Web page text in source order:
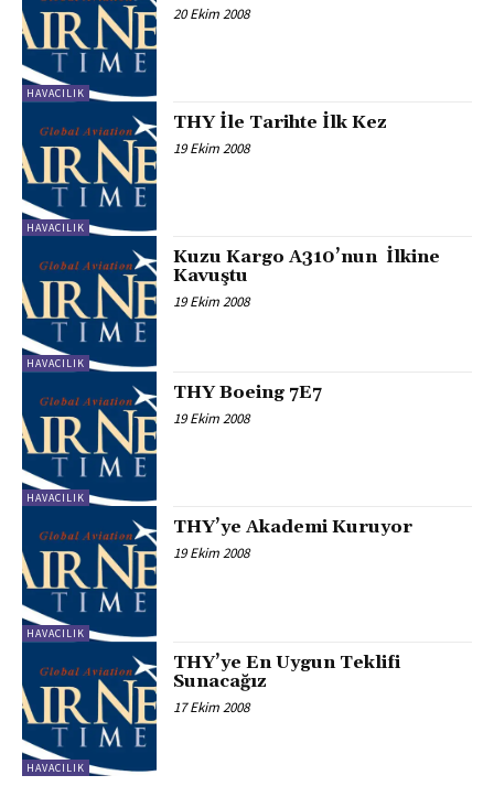
HAVACILIK
20 Ekim 2008
HAVACILIK
THY İle Tarihte İlk Kez
19 Ekim 2008
HAVACILIK
Kuzu Kargo A310’nun İlkine
Kavuştu
19 Ekim 2008
HAVACILIK
THY Boeing 7E7
19 Ekim 2008
HAVACILIK
THY’ye Akademi Kuruyor
19 Ekim 2008
HAVACILIK
THY’ye En Uygun Teklifi
Sunacağız
17 Ekim 2008